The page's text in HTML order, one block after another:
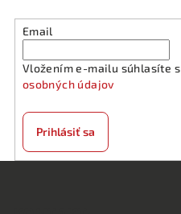
Email
Vložením e-mailu súhlasíte s
osobných údajov
Prihlásiť sa